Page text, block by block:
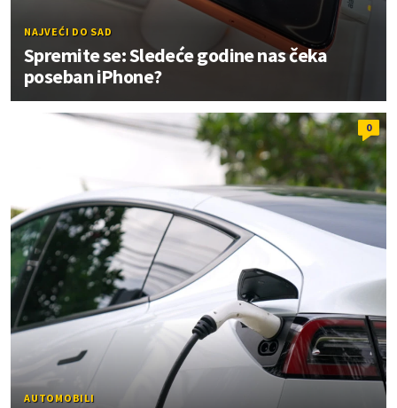
NAJVEĆI DO SAD
Spremite se: Sledeće godine nas čeka
poseban iPhone?
0
AUTOMOBILI